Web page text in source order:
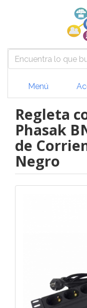
Menú
Regleta
Phasak
de
Negro